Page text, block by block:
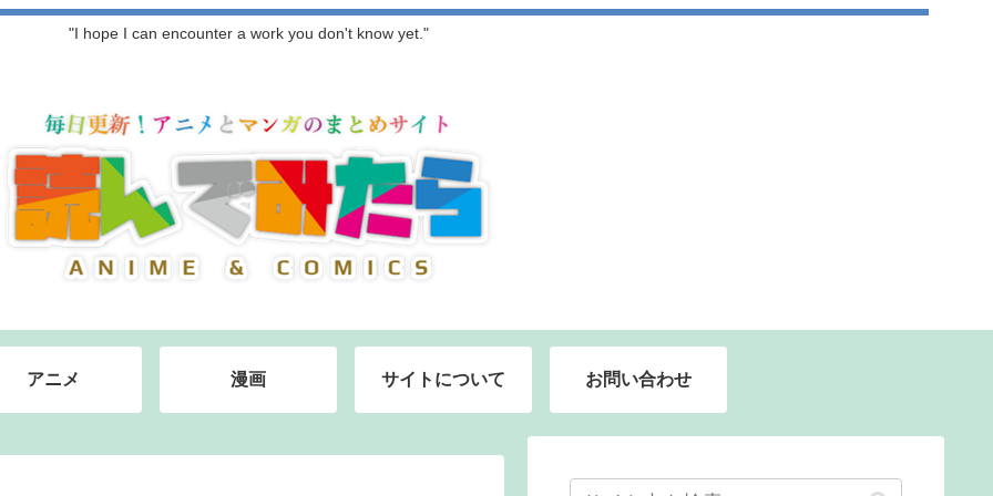
"I hope I can encounter a work you don't know yet."
アニメ 漫画 サイトについて お問い合わせ